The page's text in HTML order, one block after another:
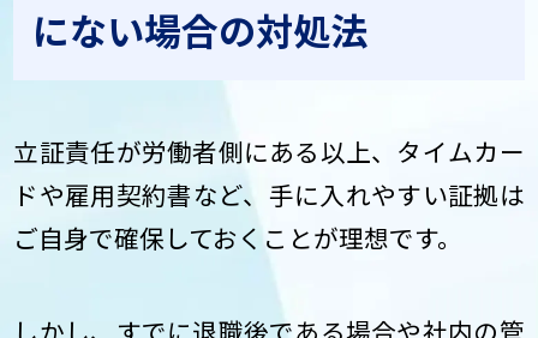
にない場合の対処法
立証責任が労働者側にある以上、タイムカー
ドや雇用契約書など、手に入れやすい証拠は
ご自身で確保しておくことが理想です。
しかし、すでに退職後である場合や社内の管